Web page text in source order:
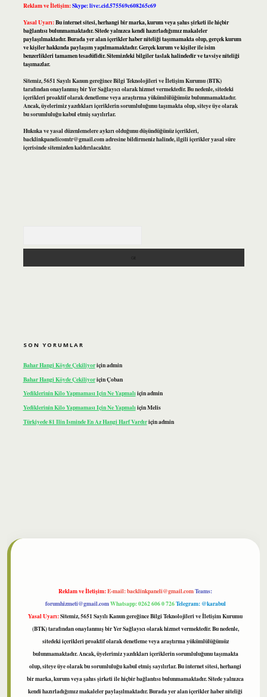
Reklam ve İletişim:Skype: live:.cid.575569c608265c69
Yasal Uyarı:Bu internet sitesi, herhangi bir marka, kurum veya şahıs şirketi ile hiçbir
bağlantısı bulunmamaktadır. Sitede yalnızca kendi hazırladığımız makaleler
paylaşılmaktadır. Burada yer alan içerikler haber niteliği taşımamakta olup, gerçek kurum
ve kişiler hakkında paylaşım yapılmamaktadır. Gerçek kurum ve kişiler ile isim
benzerlikleri tamamen tesadüfidir. Sitemizdeki bilgiler taslak halindedir ve tavsiye niteliği
taşımazlar.
Sitemiz, 5651 Sayılı Kanun gereğince Bilgi Teknolojileri ve İletişim Kurumu (BTK)
tarafından onaylanmış bir Yer Sağlayıcı olarak hizmet vermektedir. Bu nedenle, sitedeki
içerikleri proaktif olarak denetleme veya araştırma yükümlülüğümüz bulunmamaktadır.
Ancak, üyelerimiz yazdıkları içeriklerin sorumluluğunu taşımakta olup, siteye üye olarak
bu sorumluluğu kabul etmiş sayılırlar.
Hukuka ve yasal düzenlemelere aykırı olduğunu düşündüğünüz içerikleri,
backlinkpanelicomtr@gmail.comadresine bildirmeniz halinde, ilgili içerikler yasal süre
içerisinde sitemizden kaldırılacaktır.
SON YORUMLAR
Bahar Hangi Köyde Çekiliyoriçinadmin
Bahar Hangi Köyde ÇekiliyoriçinÇoban
Yediklerinin Kilo Yapmaması Için Ne Yapmalıiçinadmin
Yediklerinin Kilo Yapmaması Için Ne YapmalıiçinMelis
Türkiyede 81 Ilin Isminde En Az Hangi Harf Vardıriçinadmin
Reklam ve İletişim:E-mail:backlinkpaneli@gmail.comTeams:
forumhizmeti@gmail.comWhatsapp: 0262 606 0 726Telegram: @karabul
Yasal Uyarı:Sitemiz, 5651 Sayılı Kanun gereğince Bilgi Teknolojileri ve İletişim Kurumu
(BTK) tarafından onaylanmış bir Yer Sağlayıcı olarak hizmet vermektedir. Bu nedenle,
sitedeki içerikleri proaktif olarak denetleme veya araştırma yükümlülüğümüz
bulunmamaktadır. Ancak, üyelerimiz yazdıkları içeriklerin sorumluluğunu taşımakta
olup, siteye üye olarak bu sorumluluğu kabul etmiş sayılırlar. Bu internet sitesi, herhangi
bir marka, kurum veya şahıs şirketi ile hiçbir bağlantısı bulunmamaktadır. Sitede yalnızca
kendi hazırladığımız makaleler paylaşılmaktadır. Burada yer alan içerikler haber niteliği